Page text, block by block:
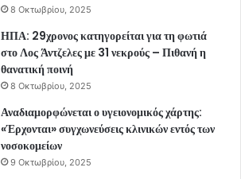
8 Οκτωβρίου, 2025
ΗΠΑ: 29χρονος κατηγορείται για τη φωτιά
στο Λος Άντζελες με 31 νεκρούς – Πιθανή η
θανατική ποινή
8 Οκτωβρίου, 2025
Αναδιαμορφώνεται ο υγειονομικός χάρτης:
«Έρχονται» συγχωνεύσεις κλινικών εντός των
νοσοκομείων
9 Οκτωβρίου, 2025